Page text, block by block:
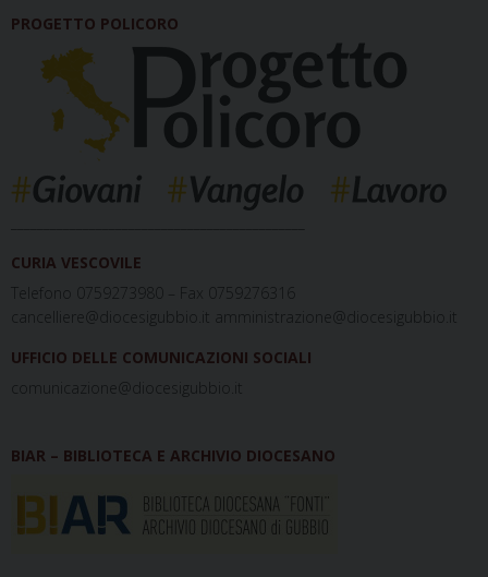
PROGETTO POLICORO
CURIA VESCOVILE
Telefono 0759273980 – Fax 0759276316
cancelliere@diocesigubbio.it amministrazione@diocesigubbio.it
UFFICIO DELLE COMUNICAZIONI SOCIALI
comunicazione@diocesigubbio.it
BIAR – BIBLIOTECA E ARCHIVIO DIOCESANO